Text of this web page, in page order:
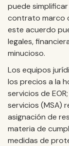
puede
contrato marco
este acuerdo
legales,
minucioso.
Los equipos
los precios a la
servicios de
servicios (MSA)
asignación de
materia de
medidas de